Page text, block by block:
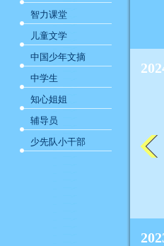
智力课堂
儿童文学
中国少年文摘
中学生
知心姐姐
辅导员
少先队小干部